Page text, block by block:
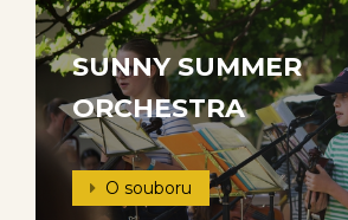
SUNNY SUMMER
ORCHESTRA
O souboru